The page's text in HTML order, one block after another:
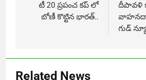
navigation
టీ 20 ప్రపంచ కప్ లో
బోణీ కొట్టిన భారత్..
దీపావళి
గుడ్
Related News